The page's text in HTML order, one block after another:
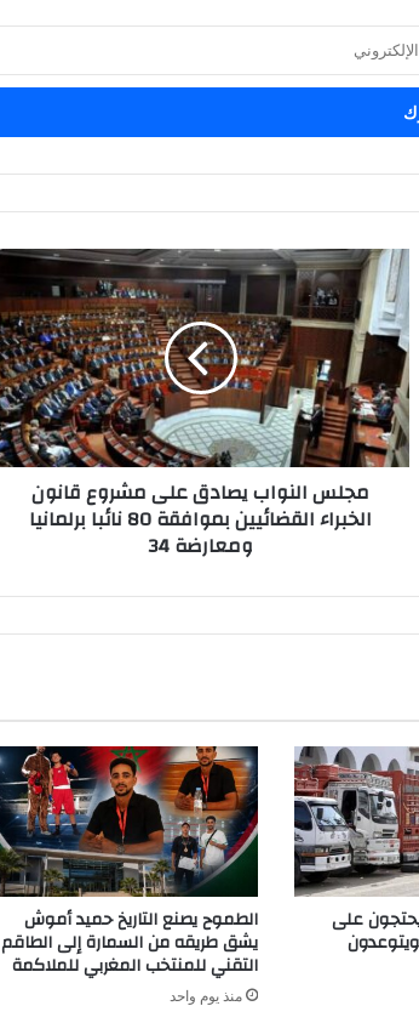
مجلس النواب يصادق على مشروع قانون
الخبراء القضائيين بموافقة 80 نائبا برلمانيا
ومعارضة 34
على الطموح يصنع التاريخ حميد أموش
يشق طريقه من السمارة إلى الطاقم
التقني للمنتخب المغربي للملاكمة
منذ يوم واحد